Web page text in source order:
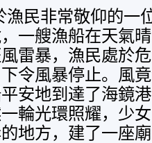
漁民非常敬仰的一
一艘漁船在天氣
雷暴，漁民處於
令風暴停止。風
安地到達了海鏡
輪光環照耀，少
地方，建了一座